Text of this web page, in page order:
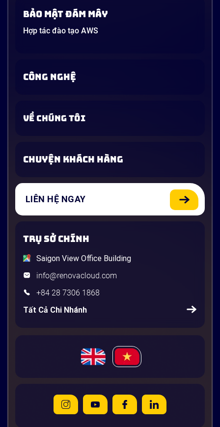
Bảo mật đám mây
Hợp tác đào tạo AWS
CÔNG NGHỆ
VỀ CHÚNG TÔI
CHUYỆN KHÁCH HÀNG
LIÊN HỆ NGAY
TRỤ SỞ CHÍNH
Saigon View Office Building
info@renovacloud.com
+84 28 7306 1868
Tất Cả Chi Nhánh